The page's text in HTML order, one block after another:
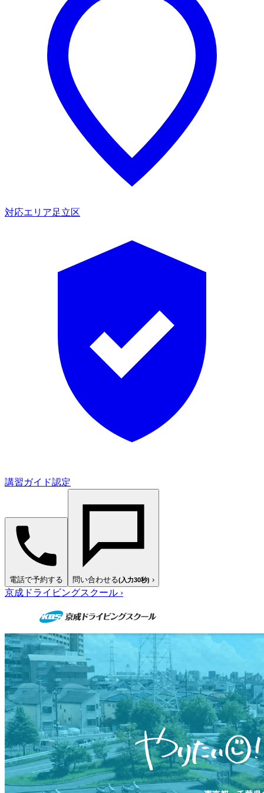
対応エリア足立区
講習ガイド認定
電話で予約する 問い合わせる(入力30秒) ›
京成ドライビングスクール ›